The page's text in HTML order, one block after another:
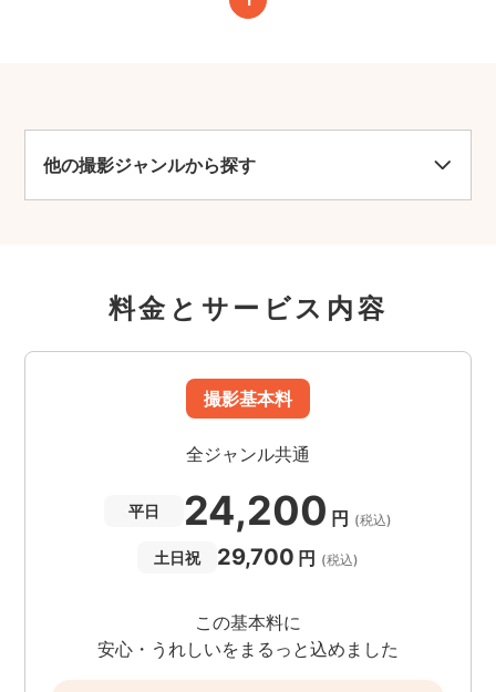
他の撮影ジャンルから探す
料金とサービス内容
撮影基本料
全ジャンル共通
平日 24,200 円 (税込)
土日祝 29,700 円 (税込)
この基本料に
安心・うれしいをまるっと込めました